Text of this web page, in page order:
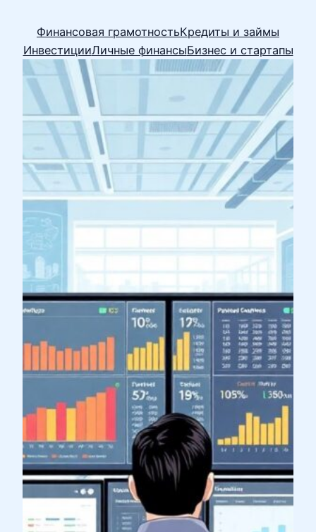
Финансовая грамотностьКредиты и займы
ИнвестицииЛичные финансыБизнес и стартапы